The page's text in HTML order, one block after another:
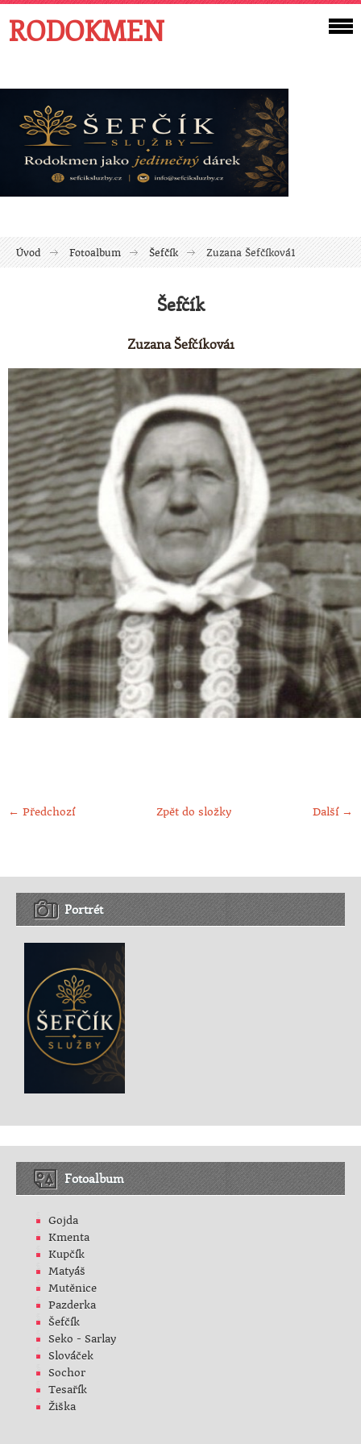
RODOKMEN
Úvod Fotoalbum Šefčík Zuzana Šefčíková1
Šefčík
Zuzana Šefčíková1
← Předchozí Další →
Zpět do složky
Portrét
Fotoalbum
Gojda
Kmenta
Kupčík
Matyáš
Mutěnice
Pazderka
Šefčík
Seko - Sarlay
Slováček
Sochor
Tesařík
Žiška